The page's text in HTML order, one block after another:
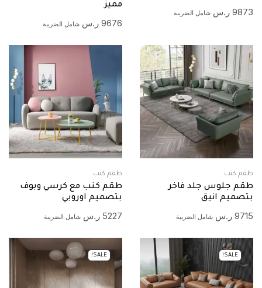
9873 ر.س شامل الضريبة
مميز
9676 ر.س شامل الضريبة
طقم كنب
طقم جلوس جلد فاخر
بتصميم انيق
9715 ر.س شامل الضريبة
طقم كنب
طقم كنب مع كرسي وبوف
بتصميم اوروبي
5227 ر.س شامل الضريبة
SALE!
SALE!